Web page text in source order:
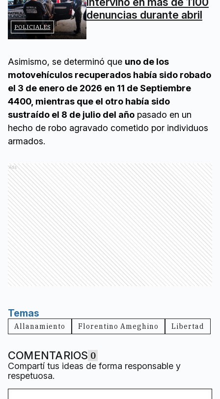
POLICIALES
denuncias durante abril
Asimismo, se determinó que uno de los
motovehículos recuperados había sido robado
el 3 de enero de 2026 en 11 de Septiembre
4400, mientras que el otro había sido
sustraído el 8 de julio del año pasado en un
hecho de robo agravado cometido por individuos
armados.
Ads
Temas
Allanamiento Florentino Ameghino Libertad
COMENTARIOS 0
Compartí tus ideas de forma responsable y
respetuosa.